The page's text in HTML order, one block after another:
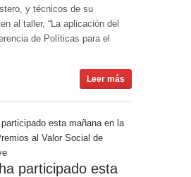
y técnicos de su
al taller, “La aplicación del
de Políticas para el
Leer más
participado esta